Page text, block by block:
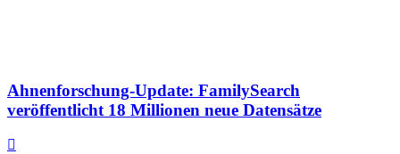
Ahnenforschung-Update: FamilySearch
veröffentlicht 18 Millionen neue Datensätze